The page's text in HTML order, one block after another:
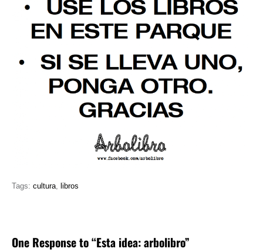
Tags: cultura libros
One Response to “Esta idea: arbolibro”